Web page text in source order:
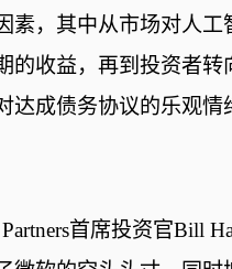
素，其中从市场对人工
的收益，再到投资者转
达成债务协议的乐观情
首席投资官Bill